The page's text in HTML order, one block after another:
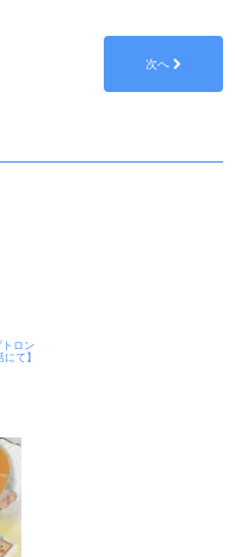
次へ
ロン
て】